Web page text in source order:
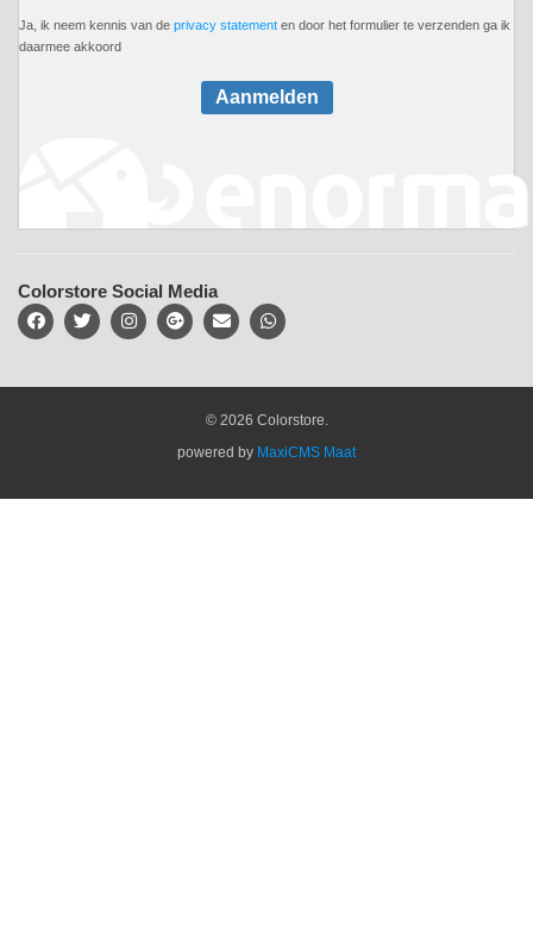
Ja, ik neem kennis van de privacy statement en door het formulier te verzenden ga ik
daarmee akkoord
Aanmelden
Colorstore Social Media
© 2026 Colorstore.
powered by MaxiCMS Maat